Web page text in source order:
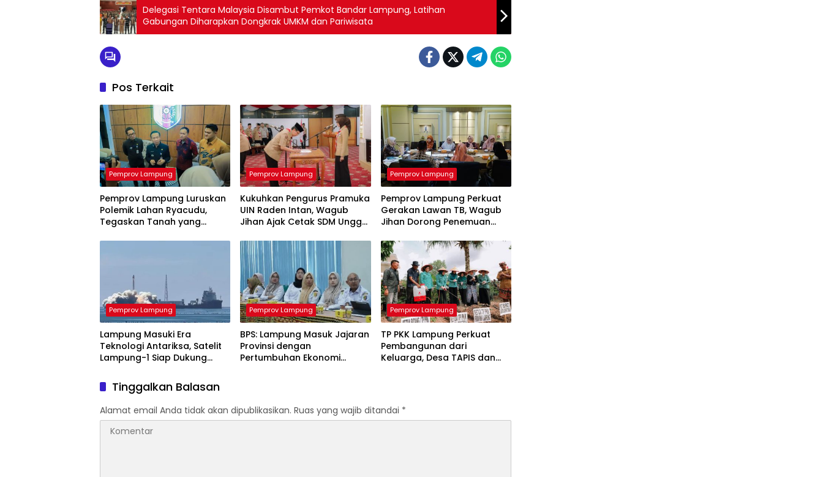
Delegasi Tentara Malaysia Disambut Pemkot Bandar Lampung, Latihan
Gabungan Diharapkan Dongkrak UMKM dan Pariwisata
Pos Terkait
Pemprov Lampung
Pemprov Lampung Luruskan
Polemik Lahan Ryacudu,
Tegaskan Tanah yang
Provinsi
Pemprov Lampung
Kukuhkan Pengurus Pramuka
UIN Raden Intan, Wagub
Jihan Ajak Cetak SDM Unggul
Pemprov Lampung
Pemprov Lampung Perkuat
Gerakan Lawan TB, Wagub
Jihan Dorong Penemuan
Tuntas
Pemprov Lampung
Lampung Masuki Era
Teknologi Antariksa, Satelit
Lampung-1 Siap Dukung
Pemprov Lampung
BPS: Lampung Masuk Jajaran
Provinsi dengan
Pertumbuhan Ekonomi
Pemprov Lampung
TP PKK Lampung Perkuat
Pembangunan dari
Keluarga, Desa TAPIS dan
Tinggalkan Balasan
Alamat email Anda tidak akan dipublikasikan. Ruas yang wajib ditandai *